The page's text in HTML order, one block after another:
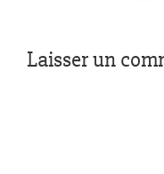
Laisser un